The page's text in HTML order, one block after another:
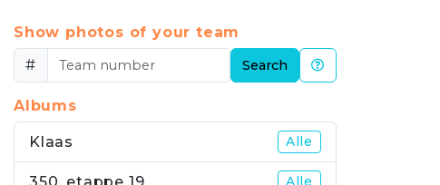
Show photos of your team
#
Search
Albums
Klaas Alle
350_etappe 19 Alle